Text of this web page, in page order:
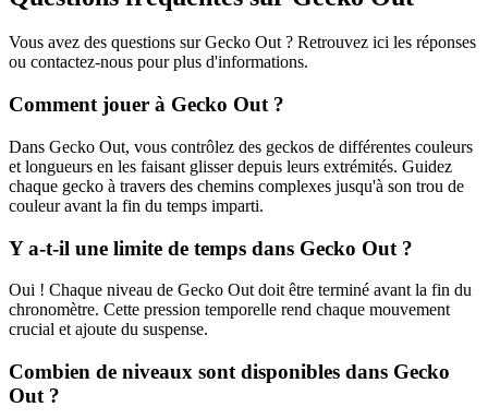
Vous avez des questions sur Gecko Out ? Retrouvez ici les réponses
ou contactez-nous pour plus d'informations.
Comment jouer à Gecko Out ?
Dans Gecko Out, vous contrôlez des geckos de différentes couleurs
et longueurs en les faisant glisser depuis leurs extrémités. Guidez
chaque gecko à travers des chemins complexes jusqu'à son trou de
couleur avant la fin du temps imparti.
Y a-t-il une limite de temps dans Gecko Out ?
Oui ! Chaque niveau de Gecko Out doit être terminé avant la fin du
chronomètre. Cette pression temporelle rend chaque mouvement
crucial et ajoute du suspense.
Combien de niveaux sont disponibles dans Gecko
Out ?